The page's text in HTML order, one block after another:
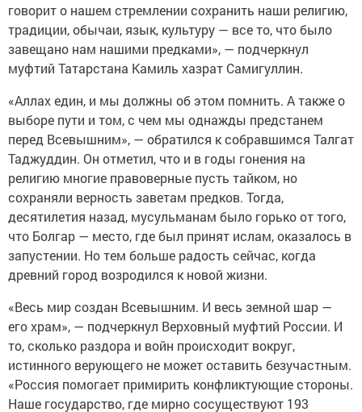
говорит о нашем стремлении сохранить наши религию,
традиции, обычаи, язык, культуру — все то, что было
завещано нам нашими предками», — подчеркнул
муфтий Татарстана Камиль хазрат Самигуллин.
«Аллах един, и мы должны об этом помнить. А также о
выборе пути и том, с чем мы однажды предстанем
перед Всевышним», — обратился к собравшимся Талгат
Таджуддин. Он отметил, что и в годы гонения на
религию многие правоверные пусть тайком, но
сохраняли верность заветам предков. Тогда,
десятилетия назад, мусульманам было горько от того,
что Болгар — место, где был принят ислам, оказалось в
запустении. Но тем больше радость сейчас, когда
древний город возродился к новой жизни.
«Весь мир создан Всевышним. И весь земной шар —
его храм», — подчеркнул Верховный муфтий России. И
то, сколько раздора и войн происходит вокруг,
истинного верующего не может оставить безучастным.
«Россия помогает примирить конфликтующие стороны.
Наше государство, где мирно сосуществуют 193